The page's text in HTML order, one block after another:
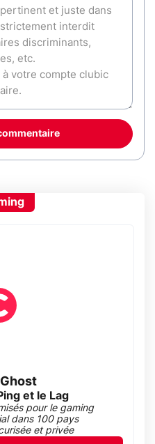
et le Lag
pour le gaming
dans 100 pays
et privée